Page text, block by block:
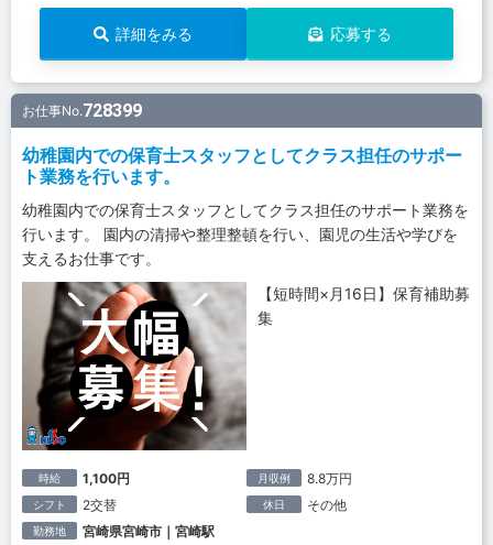
詳細をみる 応募する
お仕事No.728399
幼稚園内での保育士スタッフとしてクラス担任のサポー
ト業務を行います。
幼稚園内での保育士スタッフとしてクラス担任のサポート業務を
行います。 園内の清掃や整理整頓を行い、園児の生活や学びを
支えるお仕事です。
【短時間×月16日】保育補助募
集
時給 1,100円 月収例 8.8万円
シフト 2交替 休日 その他
勤務地 宮崎県宮崎市｜宮崎駅